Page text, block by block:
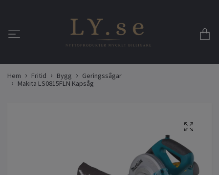
Hem Fritid Bygg
Geringssågar
Makita LS0815FLN Kapsåg